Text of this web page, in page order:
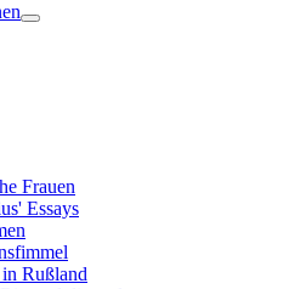
Frauen
Essays
Rußland